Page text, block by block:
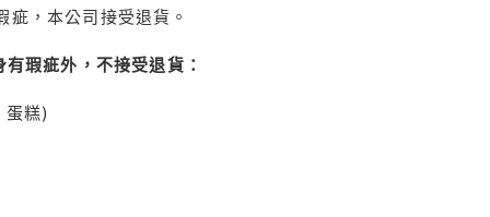
，本公司接受退貨。
瑕疵外，不接受退貨：
蛋糕)